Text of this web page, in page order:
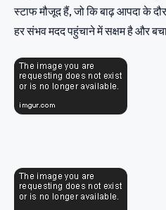
स्टाफ मौजूद हैं, जो कि बाढ़ आपदा के
हर संभव मदद पहुंचाने में सक्षम है और